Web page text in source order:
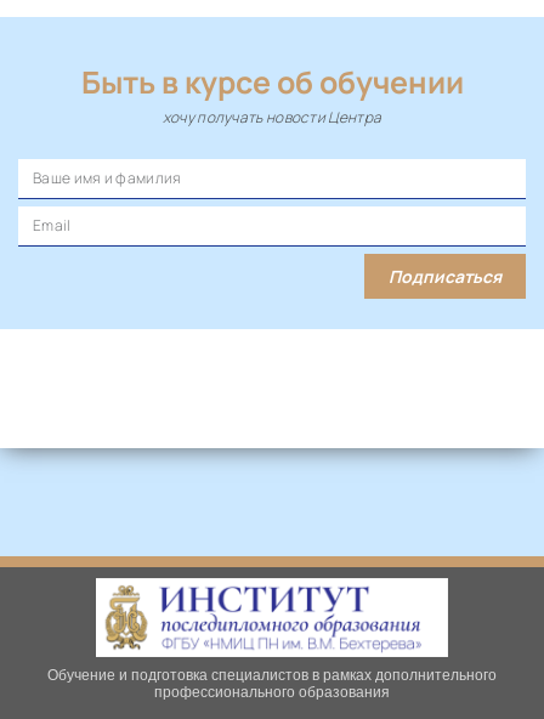
Быть в курсе об обучении
хочу получать новости Центра
Подписаться
Обучение и подготовка специалистов в рамках дополнительного
профессионального образования